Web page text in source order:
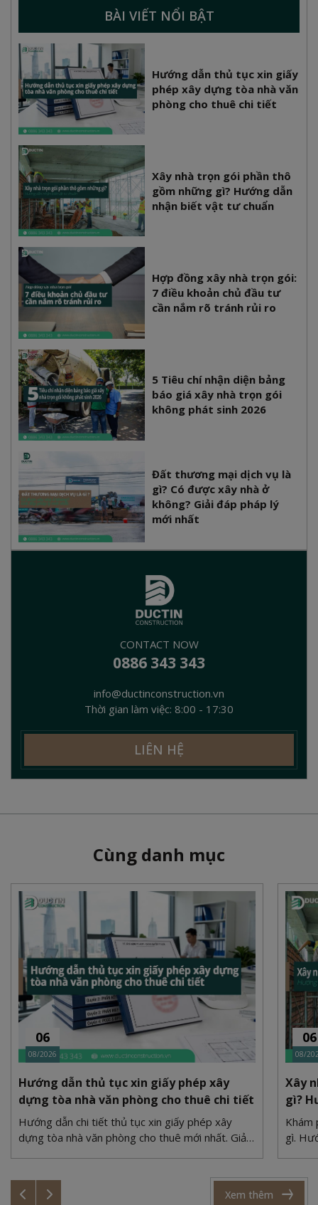
BÀI VIẾT NỔI BẬT
Hướng dẫn thủ tục xin giấy
phép xây dựng tòa nhà văn
phòng cho thuê chi tiết
Xây nhà trọn gói phần thô
gồm những gì? Hướng dẫn
nhận biết vật tư chuẩn
Hợp đồng xây nhà trọn gói:
7 điều khoản chủ đầu tư
cần nắm rõ tránh rủi ro
5 Tiêu chí nhận diện bảng
báo giá xây nhà trọn gói
không phát sinh 2026
Đất thương mại dịch vụ là
gì? Có được xây nhà ở
không? Giải đáp pháp lý
mới nhất
CONTACT NOW
0886 343 343
info@ductinconstruction.vn
Thời gian làm việc: 8:00 - 17:30
LIÊN HỆ
Cùng danh mục
06
08/2026
Hướng dẫn thủ tục xin giấy phép xây
dựng tòa nhà văn phòng cho thuê chi tiết
Hướng dẫn chi tiết thủ tục xin giấy phép xây
dựng tòa nhà văn phòng cho thuê mới nhất. Giải
06
08/
Xây
gì?
Khám
gì.
Xem thêm